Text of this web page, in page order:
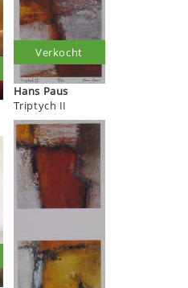
Hans Paus
Triptych II
Verkocht